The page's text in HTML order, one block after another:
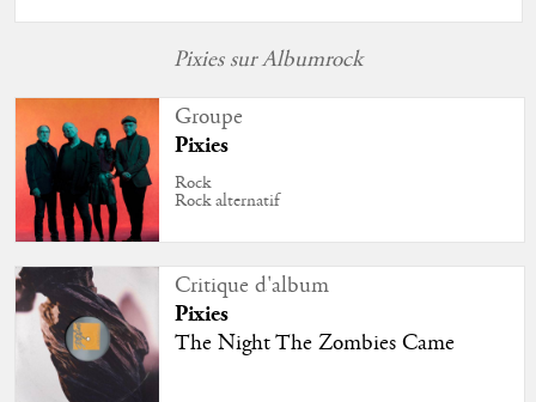
Pixies sur Albumrock
Groupe
Pixies
Rock
Rock alternatif
Critique d'album
Pixies
The Night The Zombies Came